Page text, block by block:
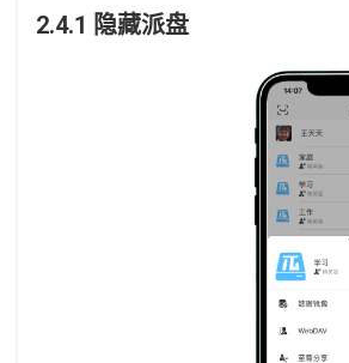
2.4.1 隐藏派盘